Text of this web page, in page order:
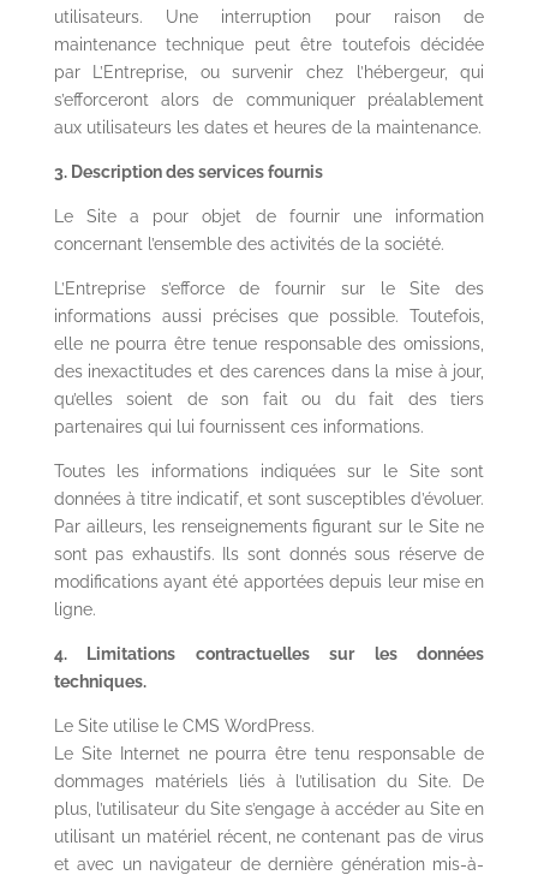
utilisateurs. Une interruption pour raison de
maintenance technique peut être toutefois décidée
par L’Entreprise, ou survenir chez l’hébergeur, qui
s’efforceront alors de communiquer préalablement
aux utilisateurs les dates et heures de la maintenance.
3. Description des services fournis
Le Site a pour objet de fournir une information
concernant l’ensemble des activités de la société.
L’Entreprise s’efforce de fournir sur le Site des
informations aussi précises que possible. Toutefois,
elle ne pourra être tenue responsable des omissions,
des inexactitudes et des carences dans la mise à jour,
qu’elles soient de son fait ou du fait des tiers
partenaires qui lui fournissent ces informations.
Toutes les informations indiquées sur le Site sont
données à titre indicatif, et sont susceptibles d’évoluer.
Par ailleurs, les renseignements figurant sur le Site ne
sont pas exhaustifs. Ils sont donnés sous réserve de
modifications ayant été apportées depuis leur mise en
ligne.
4. Limitations contractuelles sur les données
techniques.
Le Site utilise le CMS WordPress.
Le Site Internet ne pourra être tenu responsable de
dommages matériels liés à l’utilisation du Site. De
plus, l’utilisateur du Site s’engage à accéder au Site en
utilisant un matériel récent, ne contenant pas de virus
et avec un navigateur de dernière génération mis-à-